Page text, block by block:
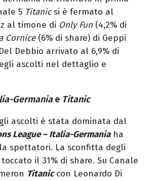
5 Titanicsi è fermato al
al timone di Only Fun(4,2% di
Cornice (6% di share) di Geppi
Debbio arrivato al 6,9% di
ascolti nel dettaglio e
Germaniae Titanic
ascolti è stata dominata dal
League – Italia-Germaniaha
spettatori. La sconfitta degli
il 31% di share. Su Canale
Titaniccon Leonardo Di